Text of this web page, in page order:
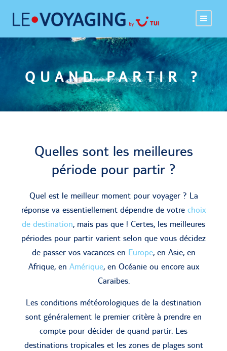
QUAND PARTIR ?
Quelles sont les meilleures
période pour partir ?
Quel est le meilleur moment pour voyager ? La
réponse va essentiellement dépendre de votre choix
de destination, mais pas que ! Certes, les meilleures
périodes pour partir varient selon que vous décidez
de passer vos vacances en Europe, en Asie, en
Afrique, en Amérique, en Océanie ou encore aux
Caraïbes.
Les conditions météorologiques de la destination
sont généralement le premier critère à prendre en
compte pour décider de quand partir. Les
destinations tropicales et les zones de plages sont